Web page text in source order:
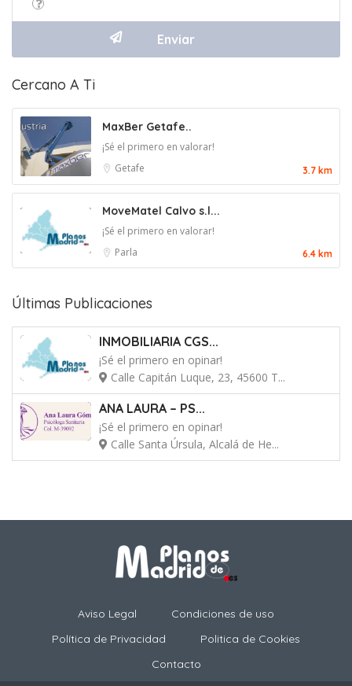
Cercano A Ti
MaxBer Getafe..
¡Sé el primero en valorar!
Getafe
3.7 km
MoveMatel Calvo s.l...
¡Sé el primero en valorar!
Parla
6.4 km
Últimas Publicaciones
INMOBILIARIA CGS...
¡Sé el primero en opinar!
Calle Capitán Luque, 23, 45600 T...
ANA LAURA – PS...
¡Sé el primero en opinar!
Calle Santa Úrsula, Alcalá de He...
Aviso Legal
Condiciones de uso
Política de Privacidad
Politica de Cookies
Contacto